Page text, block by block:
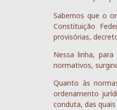
Sabemos que o
Constituição
provisórias,
Nessa linha,
normativos,
Quanto às
ordenamento
conduta, das